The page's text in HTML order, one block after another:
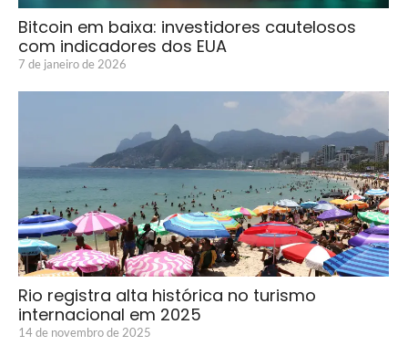
Bitcoin em baixa: investidores cautelosos
com indicadores dos EUA
7 de janeiro de 2026
Rio registra alta histórica no turismo
internacional em 2025
14 de novembro de 2025